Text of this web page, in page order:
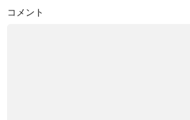
コメント